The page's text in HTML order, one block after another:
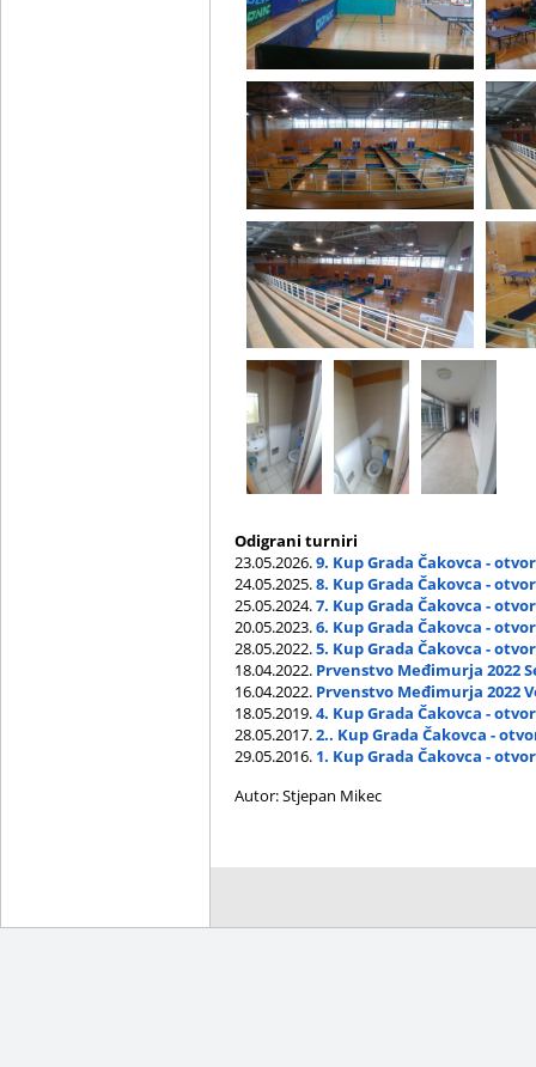
Odigrani turniri
23.05.2026.9. Kup Grada Čakovca -
24.05.2025.8. Kup Grada Čakovca -
25.05.2024.7. Kup Grada Čakovca -
20.05.2023.6. Kup Grada Čakovca -
28.05.2022.5. Kup Grada Čakovca -
18.04.2022. Prvenstvo Međimurja 2022
16.04.2022. Prvenstvo Međimurja 2022
18.05.2019.4. Kup Grada Čakovca -
28.05.2017.2.. Kup Grada Čakovca -
29.05.2016. 1. Kup Grada Čakovca -
Autor: Stjepan Mikec